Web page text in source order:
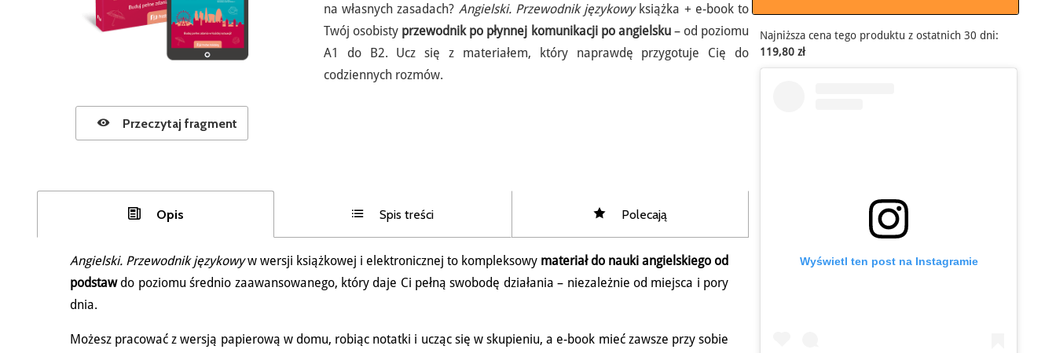
Przeczytaj fragment
na własnych zasadach? Angielski. Przewodnik językowyksiążka + e-book to
Twój osobisty przewodnik po płynnej komunikacji po angielsku– od poziomu
A1 do B2. Ucz się z materiałem, który naprawdę przygotuje Cię do
codziennych rozmów.
Opis Spis treści Polecają
Angielski. Przewodnik językowyw wersji książkowej i elektronicznej to kompleksowy materiał do nauki angielskiego od
podstawdo poziomu średnio zaawansowanego, który daje Ci pełną swobodę działania – niezależnie od miejsca i pory
dnia.
Możesz pracować z wersją papierową w domu, robiąc notatki i ucząc się w skupieniu, a e-book mieć zawsze przy sobie
Najniższa cena tego produktu z ostatnich 30 dni:
119,80 zł
Wyświetl ten post na Instagramie